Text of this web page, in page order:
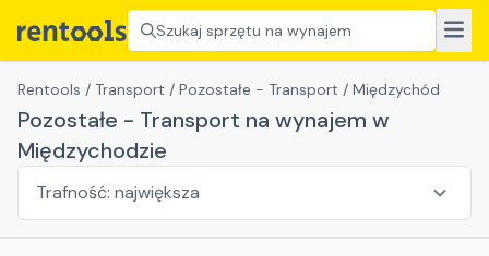
Szukaj sprzętu na wynajem
Rentools / Transport / Pozostałe - Transport / Międzychód
Pozostałe - Transport na wynajem w
Międzychodzie